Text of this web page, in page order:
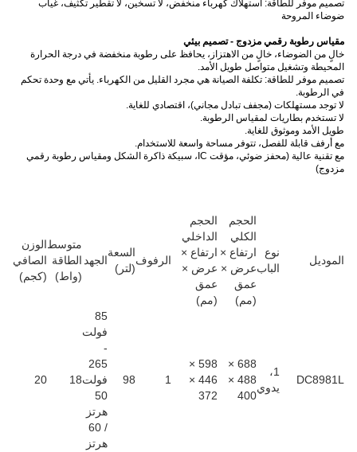
تصميم موفر للطاقة: استهلاك كهرباء منخفض، لا تسخين، لا تقطير تكثيف، غياب
ضوضاء المروحة
مقياس رطوبة رقمي مزدوج - تصميم بيئي
خالٍ من الضوضاء، خالٍ من الاهتزاز، يحافظ على رطوبة منخفضة في درجة الحرارة
المحيطة وتشغيل متواصل طويل الأمد.
تصميم موفر للطاقة: تكلفة الصيانة هي مجرد القليل من الكهرباء. يأتي مع وحدة تحكم
في الرطوبة.
لا توجد مستهلكات (مجفف تبادل مجاني)، اقتصادي للغاية.
لا تستخدم بطاريات لمقياس الرطوبة.
طويل الأمد وموثوق للغاية.
مع أرفف قابلة للفصل، تتوفر مساحة واسعة للاستخدام.
مع تقنية عالية (محفز ضوئي، مؤقت IC، سبيكة ذاكرة الشكل ومقياس رطوبة رقمي
مزدوج)
الموديل
نوع
الباب
الحجم
الكلي
ارتفاع ×
عرض ×
عمق
(مم)
الحجم
الداخلي
ارتفاع ×
عرض ×
عمق
(مم)
الرفوف
السعة
(لتر)
الجهد
متوسط
الطاقة
(واط)
الوزن
الصافي
(كجم)
DC8981L
1،
يدوي
688 ×
488 ×
400
598 ×
446 ×
372
98
85
فولت
265
فولت
50
هرتز
/ 60
هرتز
18
20